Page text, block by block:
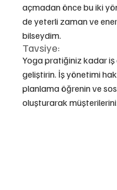
açmadan önce bu iki
de yeterli zaman ve
bilseydim.
Tavsiye:
Yoga pratiğiniz kadar iş
geliştirin. İş yönetimi
planlama öğrenin ve
oluşturarak